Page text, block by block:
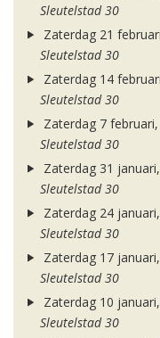
Sleutelstad 30
Zaterdag 21
Sleutelstad 30
Zaterdag 14
Sleutelstad 30
Zaterdag 7
Sleutelstad 30
Zaterdag 31
Sleutelstad 30
Zaterdag 24
Sleutelstad 30
Zaterdag 17
Sleutelstad 30
Zaterdag 10
Sleutelstad 30